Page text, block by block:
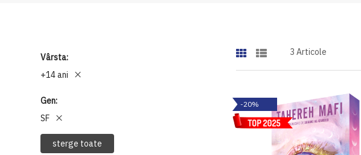
Vârsta
+14 ani
Gen
SF
sterge toate
3 Articole
-20%